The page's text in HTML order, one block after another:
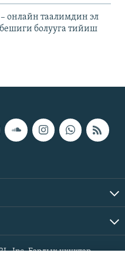
онлайн таалимдин эл
болууга тийиш
Inc. Бардык укуктар